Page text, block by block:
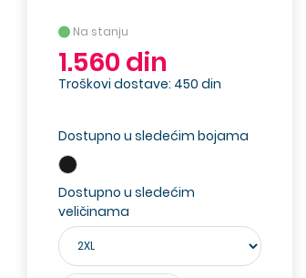
Na stanju
1.560 din
Troškovi dostave: 450 din
Dostupno u sledećim bojama
Dostupno u sledećim
veličinama